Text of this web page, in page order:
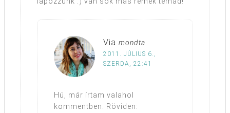
Via mondta
2011. JÚLIUS 6.,
SZERDA, 22:41
Hú, már írtam valahol
kommentben. Röviden: